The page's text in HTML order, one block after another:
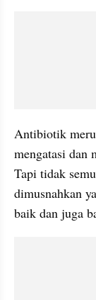
Antibiotik
mengatasi dan
Tapi tidak
dimusnahkan
baik dan juga